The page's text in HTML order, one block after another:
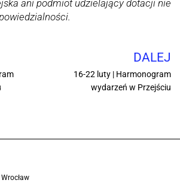
ani podmiot udzielający dotacji nie
DALEJ
16-22 luty | Harmonogram
wydarzeń w Przejściu